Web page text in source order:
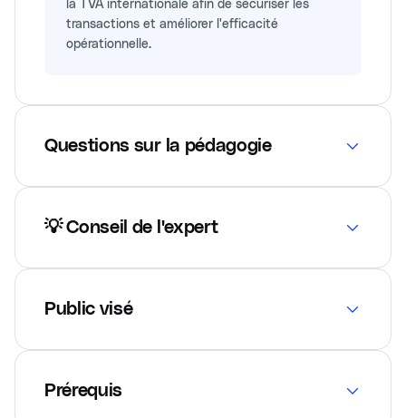
la TVA internationale afin de sécuriser les
transactions et améliorer l'efficacité
opérationnelle. ```
Questions sur la pédagogie
💡 Conseil de l'expert
Public visé
Prérequis